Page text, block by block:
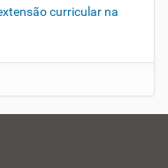
curricular na